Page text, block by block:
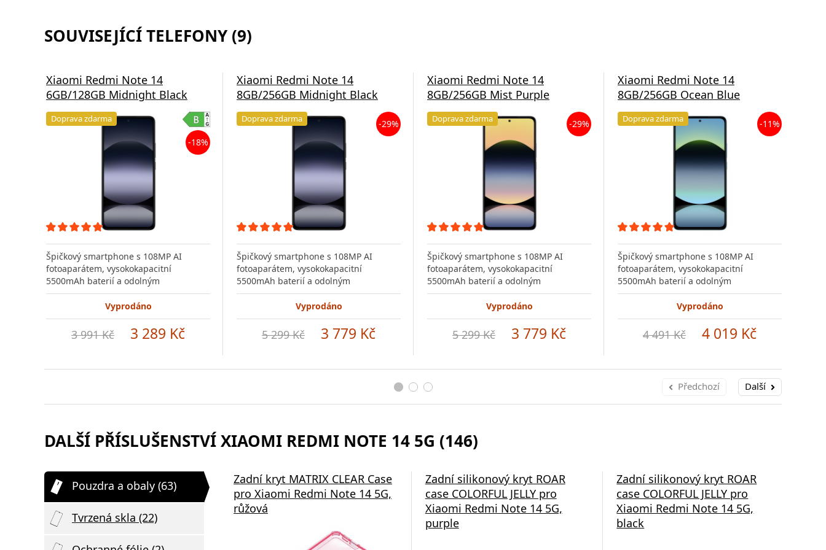
SOUVISEJÍCÍ TELEFONY (9)
Xiaomi Redmi Note 14
6GB/128GB Midnight Black
Doprava zdarma
-18%
Špičkový smartphone s 108MP AI
fotoaparátem, vysokokapacitní
5500mAh baterií a odolným
Vyprodáno
3 991 Kč 3 289 Kč
Xiaomi Redmi Note 14
8GB/256GB Midnight Black
Doprava zdarma -29%
Špičkový smartphone s 108MP AI
fotoaparátem, vysokokapacitní
5500mAh baterií a odolným
Vyprodáno
5 299 Kč 3 779 Kč
Xiaomi Redmi Note 14
8GB/256GB Mist Purple
Doprava zdarma -29%
Špičkový smartphone s 108MP AI
fotoaparátem, vysokokapacitní
5500mAh baterií a odolným
Vyprodáno
5 299 Kč 3 779 Kč
Xiaomi Redmi Note 14
8GB/256GB Ocean Blue
Doprava zdarma -11%
Špičkový smartphone s 108MP AI
fotoaparátem, vysokokapacitní
5500mAh baterií a odolným
Vyprodáno
4 491 Kč 4 019 Kč
Předchozí Další
DALŠÍ PŘÍSLUŠENSTVÍ XIAOMI REDMI NOTE 14 5G (146)
Pouzdra a obaly (63)
Tvrzená skla (22)
Zadní kryt MATRIX CLEAR Case
pro Xiaomi Redmi Note 14 5G,
růžová
Zadní silikonový kryt ROAR
case COLORFUL JELLY pro
Xiaomi Redmi Note 14 5G,
purple
Zadní silikonový kryt ROAR
case COLORFUL JELLY pro
Xiaomi Redmi Note 14 5G,
black